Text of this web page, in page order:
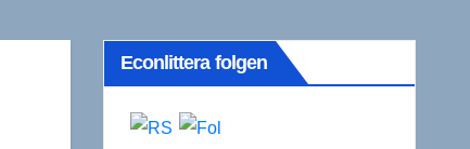
Econlittera folgen